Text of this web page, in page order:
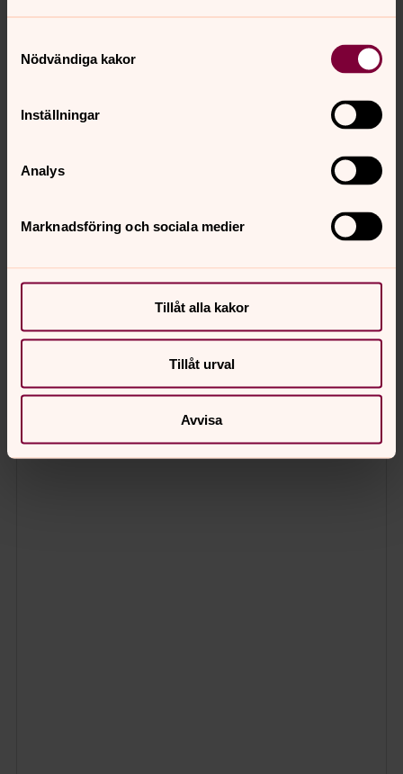
Nödvändiga kakor
Inställningar
Analys
Marknadsföring och sociala medier
Tillåt alla kakor
Tillåt urval
Avvisa